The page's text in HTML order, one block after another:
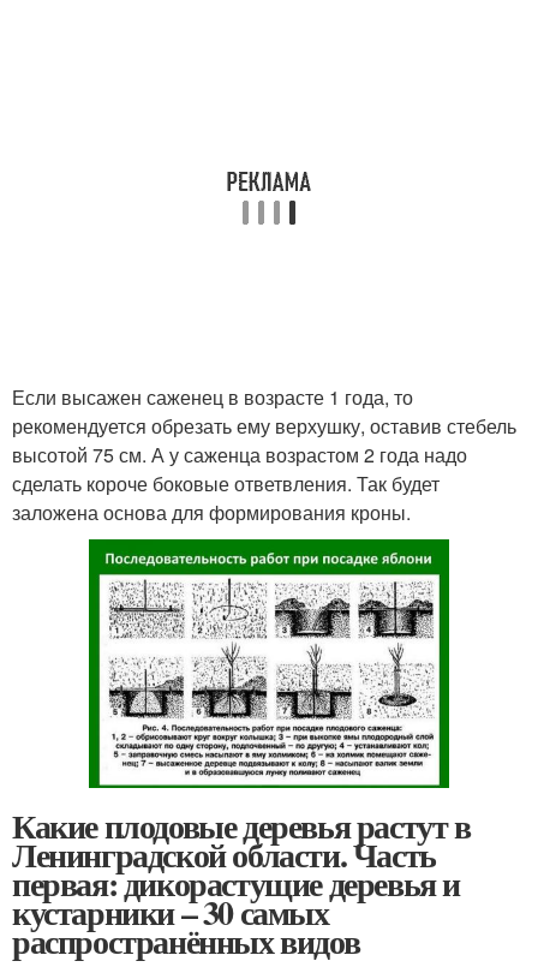
Если высажен саженец в возрасте 1 года, то
рекомендуется обрезать ему верхушку, оставив стебель
высотой 75 см. А у саженца возрастом 2 года надо
сделать короче боковые ответвления. Так будет
заложена основа для формирования кроны.
Какие плодовые деревья растут в
Ленинградской области. Часть
первая: дикорастущие деревья и
кустарники – 30 самых
распространённых видов